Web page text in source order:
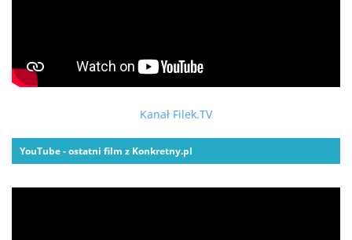
Kanał Filek.TV
YouTube - ostatni film z Konkretny.pl